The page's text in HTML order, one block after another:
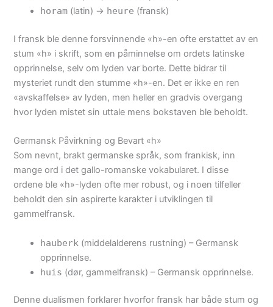
horam (latin) -> heure (fransk)
I fransk ble denne forsvinnende «h»-en ofte erstattet av en
stum «h» i skrift, som en påminnelse om ordets latinske
opprinnelse, selv om lyden var borte. Dette bidrar til
mysteriet rundt den stumme «h»-en. Det er ikke en ren
«avskaffelse» av lyden, men heller en gradvis overgang
hvor lyden mistet sin uttale mens bokstaven ble beholdt.
Germansk Påvirkning og Bevart «h»
Som nevnt, brakt germanske språk, som frankisk, inn
mange ord i det gallo-romanske vokabularet. I disse
ordene ble «h»-lyden ofte mer robust, og i noen tilfeller
beholdt den sin aspirerte karakter i utviklingen til
gammelfransk.
hauberk (middelalderens rustning) – Germansk
opprinnelse.
huis (dør, gammelfransk) – Germansk opprinnelse.
Denne dualismen forklarer hvorfor fransk har både stum og